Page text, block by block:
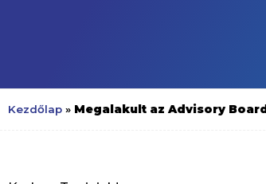
Kezdőlap » Megalakult az Advisory